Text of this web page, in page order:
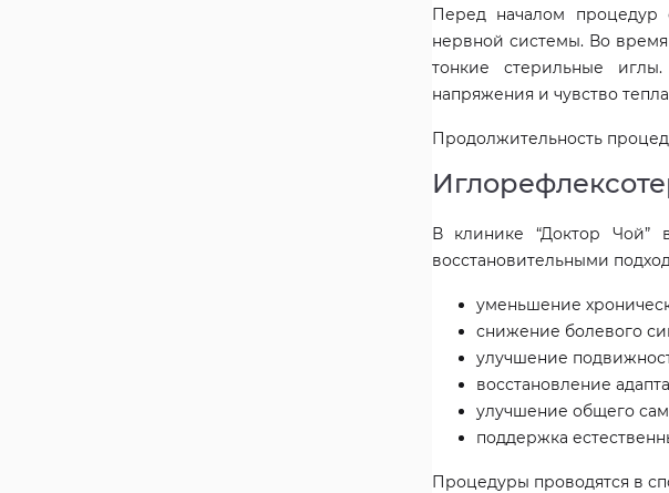
Перед началом процедур
нервной системы. Во время
тонкие стерильные
напряжения и чувство
Продолжительность
В клинике “Доктор Чой”
восстановительными
уменьшение
снижение болевого
улучшение
восстановление
улучшение общего
поддержка
Процедуры проводятся в